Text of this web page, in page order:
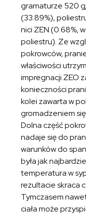
gramaturze 520
(33.89%),
nici ZEN (0.68%,
poliestru). Ze
pokrowców,
właściwości
impregnacji ZEO
konieczności
kolei zawarta w
gromadzeniem
Dolna część
nadaje się do
warunków do
była jak
temperatura w
rezultacie skraca
Tymczasem
ciała może